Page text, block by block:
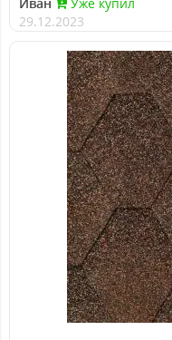
29.12.2023